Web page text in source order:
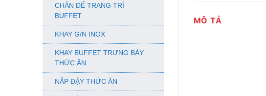
CHÂN ĐẾ TRANG TRÍ
BUFFET
KHAY G/N INOX
KHAY BUFFET TRƯNG BÀY
THỨC ĂN
NẮP ĐẬY THỨC ĂN
MÔ TẢ